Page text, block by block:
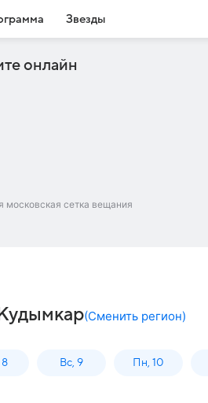
Звезды
онлайн
московская сетка вещания
(Сменить регион)
Вс, 9 Пн, 10